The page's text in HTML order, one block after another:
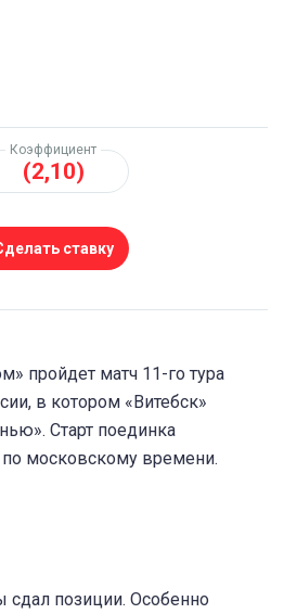
Коэффициент
(2,10)
ставку
пройдет матч 11-го тура
в котором «Витебск»
Старт поединка
по московскому времени.
сдал позиции. Особенно